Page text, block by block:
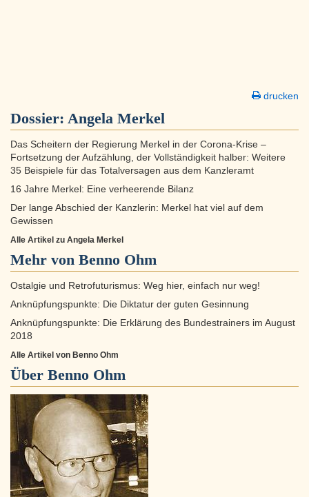
drucken
Dossier: Angela Merkel
Das Scheitern der Regierung Merkel in der Corona-Krise –
Fortsetzung der Aufzählung, der Vollständigkeit halber: Weitere
35 Beispiele für das Totalversagen aus dem Kanzleramt
16 Jahre Merkel: Eine verheerende Bilanz
Der lange Abschied der Kanzlerin: Merkel hat viel auf dem
Gewissen
Alle Artikel zu Angela Merkel
Mehr von Benno Ohm
Ostalgie und Retrofuturismus: Weg hier, einfach nur weg!
Anknüpfungspunkte: Die Diktatur der guten Gesinnung
Anknüpfungspunkte: Die Erklärung des Bundestrainers im August
2018
Alle Artikel von Benno Ohm
Über Benno Ohm